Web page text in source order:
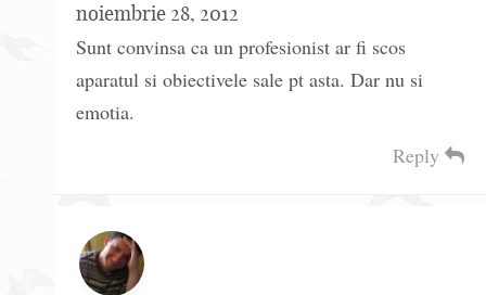
noiembrie 28, 2012
Sunt convinsa ca un profesionist ar fi scos
aparatul si obiectivele sale pt asta. Dar nu si
emotia.
Reply